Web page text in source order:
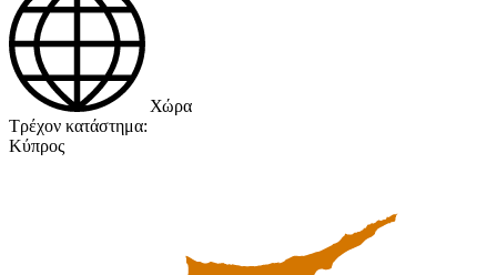
Χώρα
Τρέχον κατάστημα:
Κύπρος